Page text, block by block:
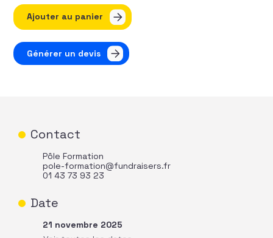
quantité de Initiez et développez votre stratégie legs
Ajouter au panier
Générer un devis
Contact
Pôle Formation
pole-formation@fundraisers.fr
01 43 73 93 23
Date
21 novembre 2025